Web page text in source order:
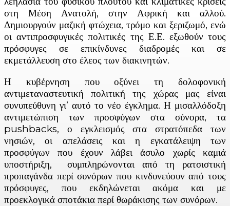
στη Μέση Ανατολή, στην Αφρική και αλλού.
Δημιουργούν μαζική φτώχεια, τρόμο και ξεριζωμό, ενώ
οι αντιπροσφυγικές πολιτικές της Ε.Ε. εξωθούν τους
πρόσφυγες σε επικίνδυνες διαδρομές και σε
εκμετάλλευση στο έλεος των διακινητών.
Η κυβέρνηση που οξύνει τη δολοφονική
αντιμεταναστευτική πολιτική της χώρας μας είναι
συνυπεύθυνη γι’ αυτό το νέο έγκλημα. Η μισαλλόδοξη
αντιμετώπιση των προσφύγων στα σύνορα, τα
pushbacks, ο εγκλεισμός στα στρατόπεδα των
νησιών, οι απελάσεις και η εγκατάλειψη των
προσφύγων που έχουν λάβει άσυλο χωρίς καμιά
υποστήριξη, συμπληρώνονται από τη ρατσιστική
προπαγάνδα περί συνόρων που κινδυνεύουν από τους
πρόσφυγες, που εκδηλώνεται ακόμα και με
προεκλογικά σποτάκια περί θωράκισης των συνόρων.